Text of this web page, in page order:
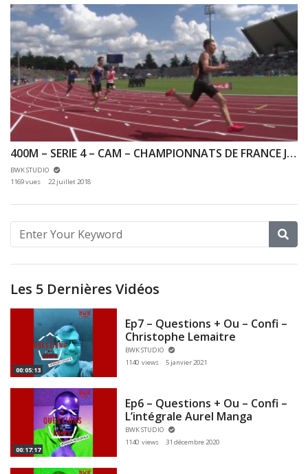
400M – SERIE 4 – CAM – CHAMPIONNATS DE FRANCE JEUNES CA JU – 20/07/2018 – BONDOUFLE
BWK STUDIO
1169 vues
22 juillet 2018
Les 5 Dernières Vidéos
00:05:13
Ep7 – Questions + Ou – Confi –
Christophe Lemaitre
BWK STUDIO
1140 views
5 janvier 2021
00:17:17
Ep6 – Questions + Ou – Confi –
L’intégrale Aurel Manga
BWK STUDIO
1140 views
31 décembre 2020